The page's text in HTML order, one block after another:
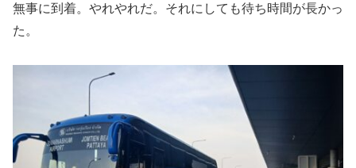
無事に到着。やれやれだ。それにしても待ち時間が長かっ
た。